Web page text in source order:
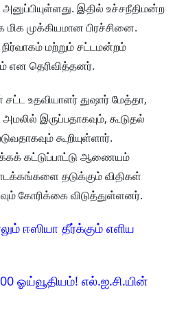
இதில் உச்சநீதிமன்ற
மிக முக்கியமான பிரச்சினை.
மற்றும் சட்டமன்றம்
என தெரிவித்தனர்.
சட்ட உதவியாளர் துஷார் மேத்தா,
இருப்பதாகவும், கூடுதல்
கூறியுள்ளார்.
கட்டுப்பாட்டு ஆணையம்
தடுக்கும் விதிகள்
கோரிக்கை விடுத்துள்ளனர்.
ஈஸியா தீர்க்கும் எளிய
ஓய்வூதியம்! எல்.ஐ.சி.யின்